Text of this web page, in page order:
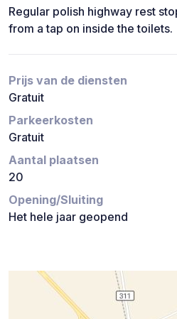
Regular polish highway rest
from a tap on inside the toilets.
Prijs van de diensten
Gratuit
Parkeerkosten
Gratuit
Aantal plaatsen
20
Opening/Sluiting
Het hele jaar geopend